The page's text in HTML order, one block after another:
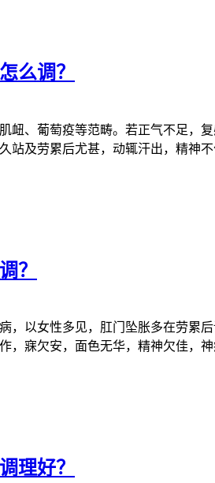
么调？
、葡萄疫等范畴。若正气不足，
及劳累后尤甚，动辄汗出，精神不
？
以女性多见，肛门坠胀多在劳累
寐欠安，面色无华，精神欠佳，神
理好？